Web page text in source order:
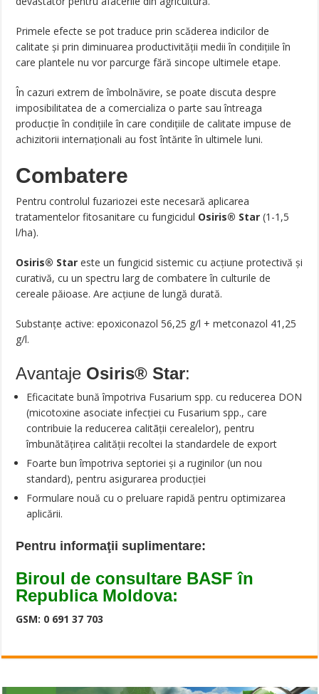
Primele efecte se pot traduce prin scăderea indicilor de
calitate şi prin diminuarea productivităţii medii în condiţiile în
care plantele nu vor parcurge fără sincope ultimele etape.
În cazuri extrem de îmbolnăvire, se poate discuta despre
imposibilitatea de a comercializa o parte sau întreaga
producţie în condiţiile în care condiţiile de calitate impuse de
achizitorii internaţionali au fost întărite în ultimele luni.
Combatere
Pentru controlul fuzariozei este necesară aplicarea
tratamentelor fitosanitare cu fungicidul Osiris® Star (1-1,5
l/ha).
Osiris® Star este un fungicid sistemic cu acţiune protectivă şi
curativă, cu un spectru larg de combatere în culturile de
cereale păioase. Are acţiune de lungă durată.
Substanţe active: epoxiconazol 56,25 g/l + metconazol 41,25
g/l.
Avantaje Osiris® Star:
Eficacitate bună împotriva Fusarium spp. cu reducerea DON
(micotoxine asociate infecţiei cu Fusarium spp., care
contribuie la reducerea calitãţii cerealelor), pentru
îmbunătăţirea calităţii recoltei la standardele de export
Foarte bun împotriva septoriei şi a ruginilor (un nou
standard), pentru asigurarea producţiei
Formulare nouă cu o preluare rapidă pentru optimizarea
aplicării.
Pentru informaţii suplimentare:
Biroul de consultare BASF în
Republica Moldova:
GSM: 0 691 37 703